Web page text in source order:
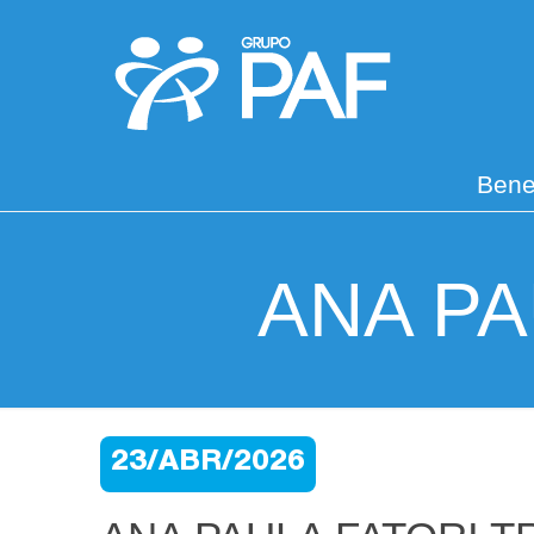
ANA
23/ABR/2026